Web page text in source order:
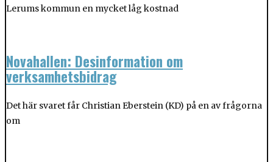
Lerums kommun en mycket låg kostnad
Novahallen: Desinformation om
verksamhetsbidrag
Det här svaret får Christian Eberstein (KD) på en av frågorna
om